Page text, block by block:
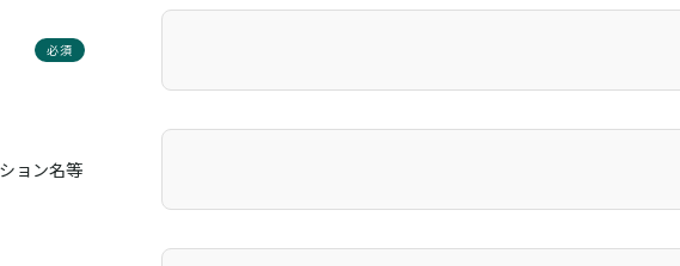
必須
ョン名等